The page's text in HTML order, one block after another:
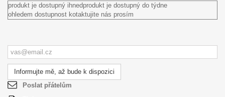
produkt je dostupný ihnedprodukt je dostupný do týdne
ohledem dostupnost kotaktujite nás prosím
Informujte mě, až bude k dispozici
Poslat přátelům